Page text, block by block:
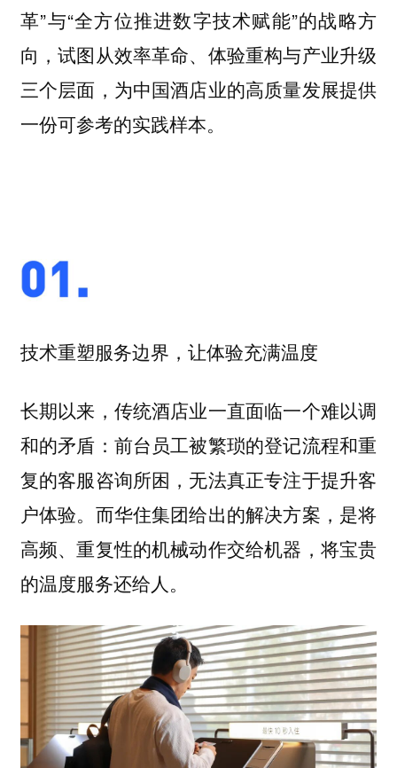
革”与“全方位推进数字技术赋能”的战略方
向，试图从效率革命、体验重构与产业升级
三个层面，为中国酒店业的高质量发展提供
一份可参考的实践样本。
技术重塑服务边界，让体验充满温度
长期以来，传统酒店业一直面临一个难以调
和的矛盾：前台员工被繁琐的登记流程和重
复的客服咨询所困，无法真正专注于提升客
户体验。而华住集团给出的解决方案，是将
高频、重复性的机械动作交给机器，将宝贵
的温度服务还给人。